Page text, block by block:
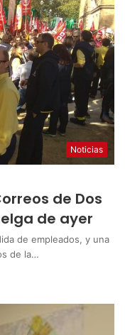
Noticias
de Dos
de ayer
de empleados, y una
de la…